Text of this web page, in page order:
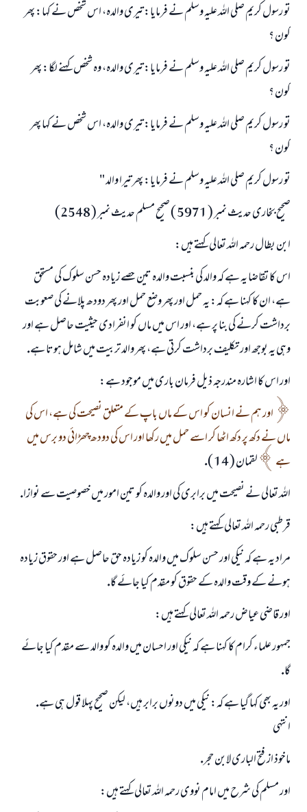
تو رسول كريم صلى اللہ عليہ وسلم نے فرمايا: تيرى والدہ، اس شخص نے كہا: پھر
كون ؟
تو رسول كريم صلى اللہ عليہ وسلم نے فرمايا: تيرى والدہ، وہ شخص كہنے لگا: پھر
كون ؟
تو رسول كريم صلى اللہ عليہ وسلم نے فرمايا: تيرى والدہ، اس شخص نے كہا پھر
كون ؟
تو رسول كريم صلى اللہ عليہ وسلم نے فرمايا: پھر تيرا والد "
صحيح بخارى حديث نمبر ( 5971 ) صحيح مسلم حديث نمبر ( 2548)
ابن بطال رحمہ اللہ تعالى كہتے ہيں:
اس كا تقاضا يہ ہے كہ والد كى بنسبت والدہ تين حصے زيادہ حسن سلوك كى مستحق
ہے، ان كا كہنا ہے كہ: يہ حمل اور پھر وضع حمل اور پھر دودھ پلانے كى صعوبت
برداشت كرنے كى بنا پر ہے، اور اس ميں ماں كو انفرادى حيثيت حاصل ہے اور
وہى يہ بوجھ اور تكليف برداشت كرتى ہے، پھر والد تربيت ميں شامل ہوتا ہے.
اور اس كا اشارہ مندرجہ ذيل فرمان بارى ميں موجود ہے:
اور ہم نے انسان كو اس كے ماں باپ كے متعلق نصيحت كى ہے، اس كى
ماں نے دكھ پر دكھ اٹھا كر اسے حمل ميں ركھا اور اس كى دودھ چھڑائى دو برس ميں
ہے
لقمان ( 14 ).
اللہ تعالى نے نصيحت ميں برابرى كى اور والدہ كو تين امور ميں خصوصيت سے نوازا.
قرطبى رحمہ اللہ تعالى كہتے ہيں:
مراد يہ ہے كہ نيكى اور حسن سلوك ميں والدہ كو زيادہ حق حاصل ہے اور حقوق زيادہ
ہونے كے وقت والدہ كے حقوق كو مقدم كيا جائے گا.
اور قاضى عياض رحمہ اللہ تعالى كہتے ہيں:
جمہور علماء كرام كا كہنا ہے كہ نيكى اور احسان ميں والدہ كو والد سے مقدم كيا جائے
گا.
اور يہ بھى كہا گيا ہے كہ: نيكى ميں دونوں برابر ہيں، ليكن صحيح پہلا قول ہى ہے.
انتہى
ماخوذ از فتح البارى لابن حجر.
اور مسلم كى شرح ميں امام نووى رحمہ اللہ تعالى كہتے ہيں:
جواب نمبر 110845 نے نکاح ٹوٹنے سے بچایا۔
امت مسلمہ کے واسطے جوابات پیش کرنے کے لیے ہماری مدد کریں
رسول اللہ صلی اللہ علیہ و سلم کا فرمان ہے:
نیکی کی رہنمائی کرنے والے کو بھی نیکی کرنے والے کے برابر اجر ملتا ہے۔